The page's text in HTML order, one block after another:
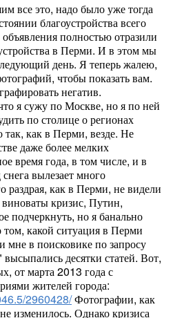
все это, надо было уже тогда
благоустройства всего
полностью отразили
в Перми. И в этом мы
день. Я теперь жалею,
чтобы показать вам.
негатив.
я сужу по Москве, но я по ней
по столице о регионах
так, как в Перми, везде. Не
даже более мелких
время года, в том числе, и в
вылезает много
раздрая, как в Перми, не видели
кризис, Путин,
подчеркнуть, но я банально
какой ситуация в Перми
мне в поисковике по запросу
десятки статей. Вот,
от марта 2013 года с
жителей города:
2960428/Фотографии, как
изменилось. Однако кризиса